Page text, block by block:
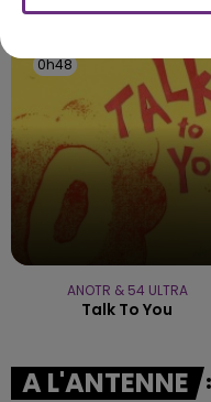
0h48
0h48
ANOTR & 54 ULTRA
Talk To You
A L'ANTENNE